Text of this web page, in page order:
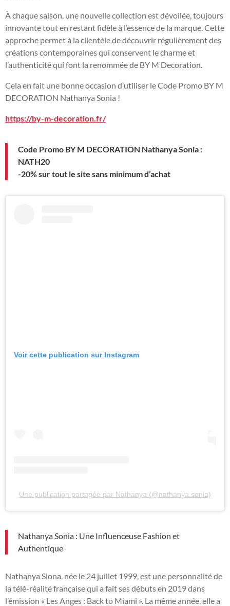
À chaque saison, une nouvelle collection est dévoilée, toujours
innovante tout en restant fidèle à l’essence de la marque. Cette
approche permet à la clientèle de découvrir régulièrement des
créations contemporaines qui conservent le charme et
l’authenticité qui font la renommée de BY M Decoration.
Cela en fait une bonne occasion d’utiliser le Code Promo BY M
DECORATION Nathanya Sonia !
https://by-m-decoration.fr/
Code Promo BY M DECORATION Nathanya Sonia :
NATH20
-20% sur tout le site sans minimum d’achat
Voir cette publication sur Instagram
Une publication partagée par Nathanya (@nathanya.sonia)
Nathanya Sonia : Une Influenceuse Fashion et
Authentique
Nathanya Siona, née le 24 juillet 1999, est une personnalité de
la télé-réalité française qui a fait ses débuts en 2019 dans
l’émission « Les Anges : Back to Miami ». La même année, elle a